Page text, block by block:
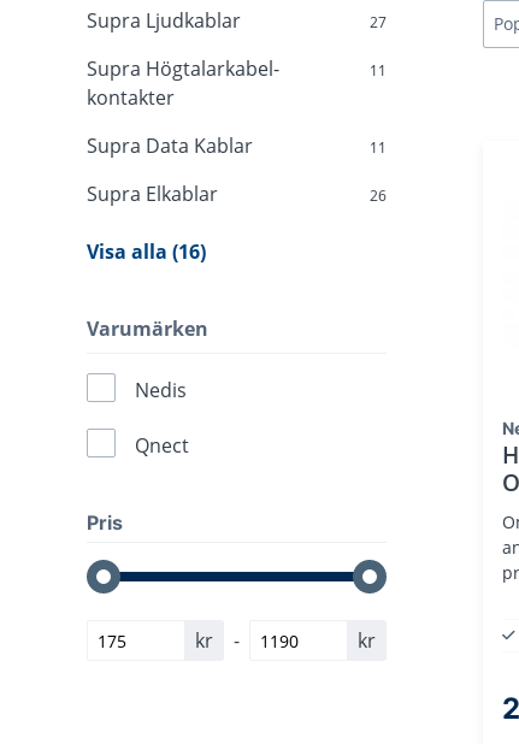
Supra Ljudkablar 27
Supra Högtalarkabel-
kontakter
11
Supra Data Kablar 11
Supra Elkablar 26
Visa alla (16)
Varumärken
Nedis
Qnect
Pris
kr - kr